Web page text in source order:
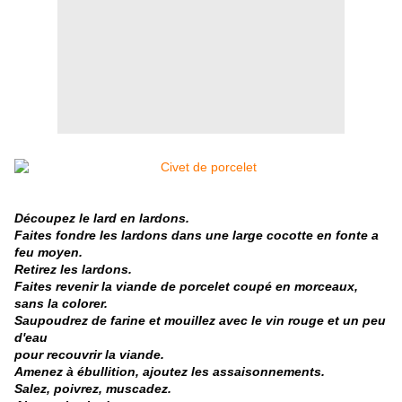
Découpez le lard en lardons.
Faites fondre les lardons dans une large cocotte en fonte a
feu moyen.
Retirez les lardons.
Faites revenir la viande de porcelet coupé en morceaux,
sans la colorer.
Saupoudrez de farine et mouillez avec le vin rouge et un peu
d'eau
pour recouvrir la viande.
Amenez à ébullition, ajoutez les assaisonnements.
Salez, poivrez, muscadez.